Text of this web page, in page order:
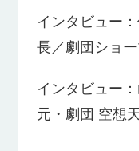
インタビュー
長／劇団ショー
インタビュー
元・劇団 空想天